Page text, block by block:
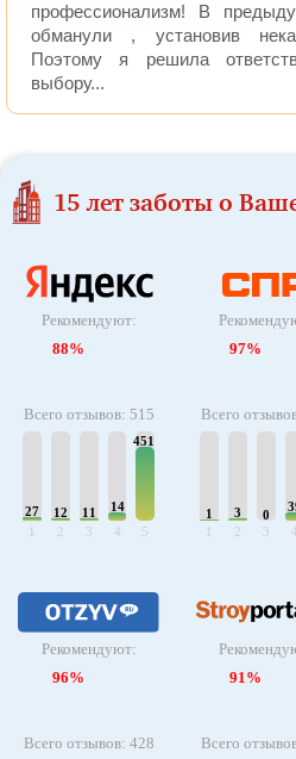
профессионализм! В
обманули , установив
Поэтому я решила
выбору...
15 лет заботы о
Рекомендуют:
88%
Всего отзывов: 515
27
1
12
2
11
3
14
4
451
5
Рекомендуют:
96%
Всего отзывов: 428
97%
Всего
1
1
3
2
0
3
4
91%
Всего